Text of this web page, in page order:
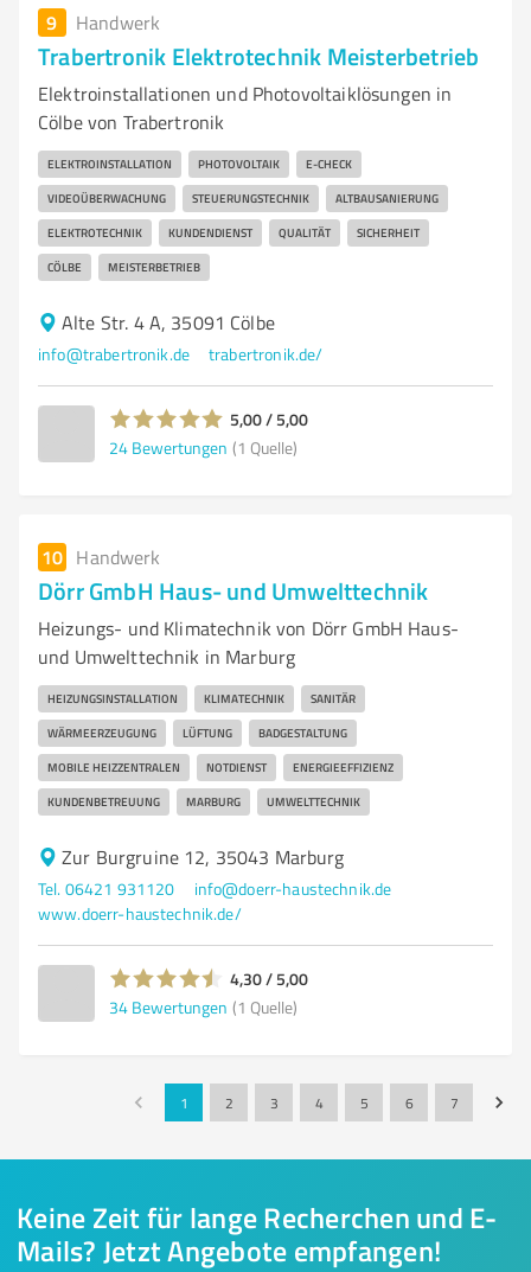
9 Handwerk
Trabertronik Elektrotechnik Meisterbetrieb
Elektroinstallationen und Photovoltaiklösungen in
Cölbe von Trabertronik
ELEKTROINSTALLATION PHOTOVOLTAIK E-CHECK
VIDEOÜBERWACHUNG STEUERUNGSTECHNIK ALTBAUSANIERUNG
ELEKTROTECHNIK KUNDENDIENST QUALITÄT SICHERHEIT
CÖLBE MEISTERBETRIEB
Alte Str. 4 A, 35091 Cölbe
info@trabertronik.de trabertronik.de/
5,00 / 5,00
24 Bewertungen (1 Quelle)
10 Handwerk
Dörr GmbH Haus- und Umwelttechnik
Heizungs- und Klimatechnik von Dörr GmbH Haus-
und Umwelttechnik in Marburg
HEIZUNGSINSTALLATION KLIMATECHNIK SANITÄR
WÄRMEERZEUGUNG LÜFTUNG BADGESTALTUNG
MOBILE HEIZZENTRALEN NOTDIENST ENERGIEEFFIZIENZ
KUNDENBETREUUNG MARBURG UMWELTTECHNIK
Zur Burgruine 12, 35043 Marburg
Tel. 06421 931120
info@doerr-haustechnik.de
www.doerr-haustechnik.de/
4,30 / 5,00
34 Bewertungen (1 Quelle)
1 2 3 4 5 6 7
Keine Zeit für lange Recherchen und E-
Mails? Jetzt Angebote empfangen!